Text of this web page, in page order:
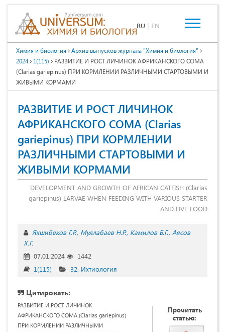
RU | EN
Химия и биология
Архив выпусков журнала "Химия и биология"
2024
1(115)
РАЗВИТИЕ И РОСТ ЛИЧИНОК АФРИКАНСКОГО СОМА
(Clarias gariepinus) ПРИ КОРМЛЕНИИ РАЗЛИЧНЫМИ СТАРТОВЫМИ И
ЖИВЫМИ КОРМАМИ
РАЗВИТИЕ И РОСТ ЛИЧИНОК
АФРИКАНСКОГО СОМА (Clarias
gariepinus) ПРИ КОРМЛЕНИИ
РАЗЛИЧНЫМИ СТАРТОВЫМИ И
ЖИВЫМИ КОРМАМИ
DEVELOPMENT AND GROWTH OF AFRICAN CATFISH (Clarias
gariepinus) LARVAE WHEN FEEDING WITH VARIOUS STARTER
AND LIVE FOOD
Яхшибеков Г.Р. Муллабаев Н.Р. Камилов Б.Г. Аясов
Х.Г.
07.01.2024
1442
1(115)
32. Ихтиология
Цитировать:
РАЗВИТИЕ И РОСТ ЛИЧИНОК
АФРИКАНСКОГО СОМА (Clarias gariepinus)
ПРИ КОРМЛЕНИИ РАЗЛИЧНЫМИ
Прочитать
статью: